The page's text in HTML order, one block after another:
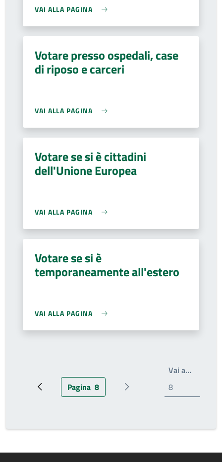
VAI ALLA PAGINA
Votare presso ospedali, case
di riposo e carceri
VAI ALLA PAGINA
Votare se si è cittadini
dell'Unione Europea
VAI ALLA PAGINA
Votare se si è
temporaneamente all'estero
VAI ALLA PAGINA
Pagina precedentePagina attuale
Pagina 8 Prossima pagina
Vai a…